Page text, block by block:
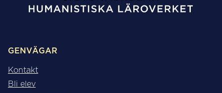
GENVÄGAR
Kontakt
Bli elev